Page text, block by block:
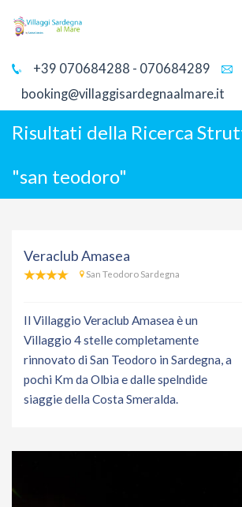
+39 070684288 - 070684289
booking@villaggisardegnaalmare.it
Risultati della Ricerca
"san teodoro"
Veraclub Amasea
San Teodoro Sardegna
Il Villaggio Veraclub Amasea è un
Villaggio 4 stelle completamente
rinnovato di San Teodoro in Sardegna, a
pochi Km da Olbia e dalle spelndide
siaggie della Costa Smeralda.